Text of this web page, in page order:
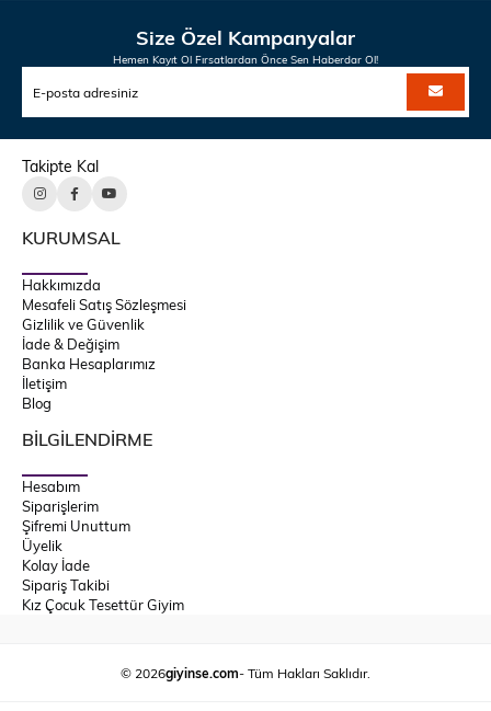
Size Özel Kampanyalar
Hemen Kayıt Ol Fırsatlardan Önce Sen Haberdar Ol!
Takipte Kal
KURUMSAL
Hakkımızda
Mesafeli Satış Sözleşmesi
Gizlilik ve Güvenlik
İade & Değişim
Banka Hesaplarımız
İletişim
Blog
BİLGİLENDİRME
Hesabım
Siparişlerim
Şifremi Unuttum
Üyelik
Kolay İade
Sipariş Takibi
Kız Çocuk Tesettür Giyim
© 2026giyinse.com- Tüm Hakları Saklıdır.